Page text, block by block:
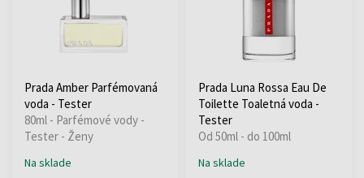
Prada Amber Parfémovaná
voda - Tester
80ml - Parfémové vody -
Tester - Ženy
Na sklade
Prada Luna Rossa Eau De
Toilette Toaletná voda -
Tester
Od 50ml - do 100ml
Na sklade